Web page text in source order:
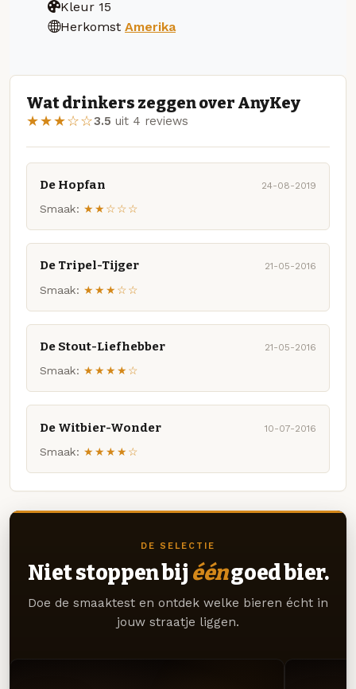
Kleur 15
Herkomst Amerika
Wat drinkers zeggen over AnyKey
★★★☆☆3.5 uit 4 reviews
De Hopfan 24-08-2019
Smaak: ★★☆☆☆
De Tripel-Tijger 21-05-2016
Smaak: ★★★☆☆
De Stout-Liefhebber 21-05-2016
Smaak: ★★★★☆
De Witbier-Wonder 10-07-2016
Smaak: ★★★★☆
DE SELECTIE
Niet stoppen bij ééngoed bier.
Doe de smaaktest en ontdek welke bieren écht in
jouw straatje liggen.